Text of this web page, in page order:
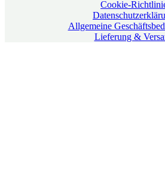
Cookie-
Allgemeine
Lieferung &